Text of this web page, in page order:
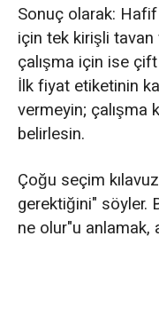
Sonuç olarak: Hafif
için tek kirişli tavan
çalışma için ise
İlk fiyat etiketinin
vermeyin; çalışma
belirlesin.
Çoğu seçim
gerektiğini" söyler.
ne olur"u anlamak,